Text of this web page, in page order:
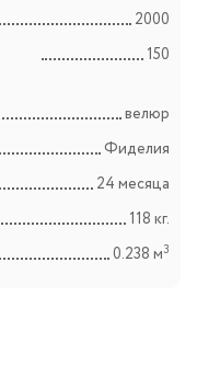
2000
150
велюр
Фиделия
24 месяца
118 кг.
0.238 м3